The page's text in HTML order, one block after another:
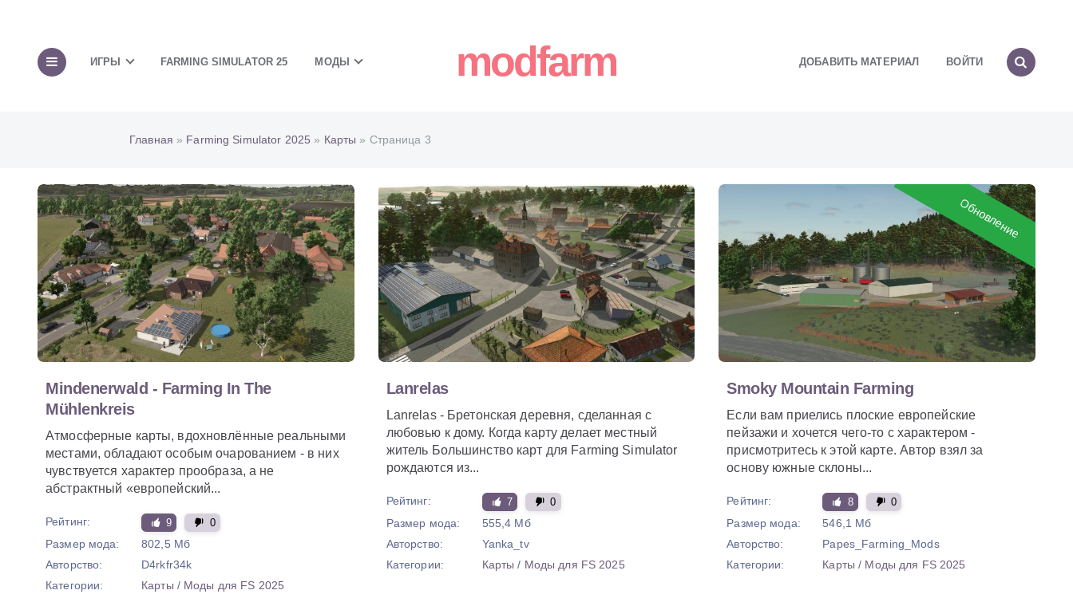
ИГРЫ FARMING SIMULATOR 25 МОДЫ modfarm ДОБАВИТЬ МАТЕРИАЛ ВОЙТИ
Главная » Farming Simulator 2025 » Карты » Страница 3
Mindenerwald - Farming In The
Mühlenkreis
Атмосферные карты, вдохновлённые реальными
местами, обладают особым очарованием - в них
чувствуется характер прообраза, а не
абстрактный «европейский...
Рейтинг: 9 0
Размер мода:
802,5 Мб
Авторство:
D4rkfr34k
Категории:
Карты / Моды для FS 2025
Lanrelas
Lanrelas - Бретонская деревня, сделанная с
любовью к дому. Когда карту делает местный
житель Большинство карт для Farming Simulator
рождаются из...
Рейтинг: 7 0
Размер мода:
555,4 Мб
Авторство:
Yanka_tv
Категории:
Карты / Моды для FS 2025
Обновление
Smoky Mountain Farming
Если вам приелись плоские европейские
пейзажи и хочется чего-то с характером -
присмотритесь к этой карте. Автор взял за
основу южные склоны...
Рейтинг: 8 0
Размер мода:
546,1 Мб
Авторство:
Papes_Farming_Mods
Категории:
Карты / Моды для FS 2025